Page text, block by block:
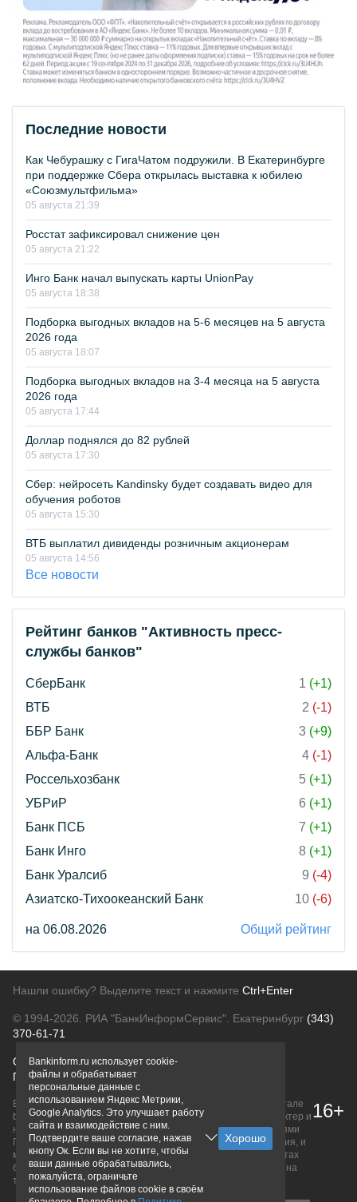
Последние новости
Как Чебурашку с ГигаЧатом подружили. В Екатеринбурге
при поддержке Сбера открылась выставка к юбилею
«Союзмультфильма»
05 августа 21:39
Росстат зафиксировал снижение цен
05 августа 21:22
Инго Банк начал выпускать карты UnionPay
05 августа 18:38
Подборка выгодных вкладов на 5-6 месяцев на 5 августа
2026 года
05 августа 18:07
Подборка выгодных вкладов на 3-4 месяца на 5 августа
2026 года
05 августа 17:44
Доллар поднялся до 82 рублей
05 августа 17:30
Сбер: нейросеть Kandinsky будет создавать видео для
обучения роботов
05 августа 15:30
ВТБ выплатил дивиденды розничным акционерам
05 августа 14:56
Все новости
Рейтинг банков "Активность пресс-
службы банков"
СберБанк 1 (+1)
ВТБ
2 (-1)
ББР Банк
3 (+9)
Альфа-Банк
4 (-1)
Россельхозбанк
5 (+1)
УБРиР
6 (+1)
Банк ПСБ
7 (+1)
Банк Инго
8 (+1)
Банк Уралсиб
9 (-4)
Азиатско-Тихоокеанский Банк
10 (-6)
на 06.08.2026 Общий рейтинг
Нашли ошибку? Выделите текст и нажмите Ctrl+Enter
© 1994-2026. РИА "БанкИнформСервис". Екатеринбург (343)
370-61-71
О проектеПолитика конфиденциальности
Правовая информацияДля рекламодателей
Вся информация о продуктах банков, размещенная на портале
bankinform.ru, носит исключительно ознакомительный характер и
не является публичной офертой, определяемой положениями
ГК РФ. Информация не содержит точного и полного описания, и
может быть изменена. Конечные условия уточняйте на сайтах
банков или при личном обращении. Исключительное право на
товарные знаки принадлежит их правообладателям.
16+
Bankinform.ru использует cookie-
файлы и обрабатывает
персональные данные с
использованием Яндекс Метрики,
Google Analytics. Это улучшает работу
сайта и взаимодействие с ним.
Подтвердите ваше согласие, нажав
кнопу Ок. Если вы не хотите, чтобы
ваши данные обрабатывались,
пожалуйста, ограничьте
использование файлов cookie в своём